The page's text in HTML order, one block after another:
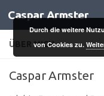
Zum Inhalt
Caspar Armster
ÜBER MICH
Caspar Armster
Durch die weitere
von Cookies zu.